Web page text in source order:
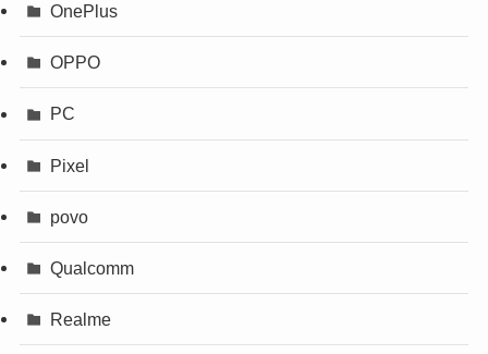
OnePlus
OPPO
PC
Pixel
povo
Qualcomm
Realme